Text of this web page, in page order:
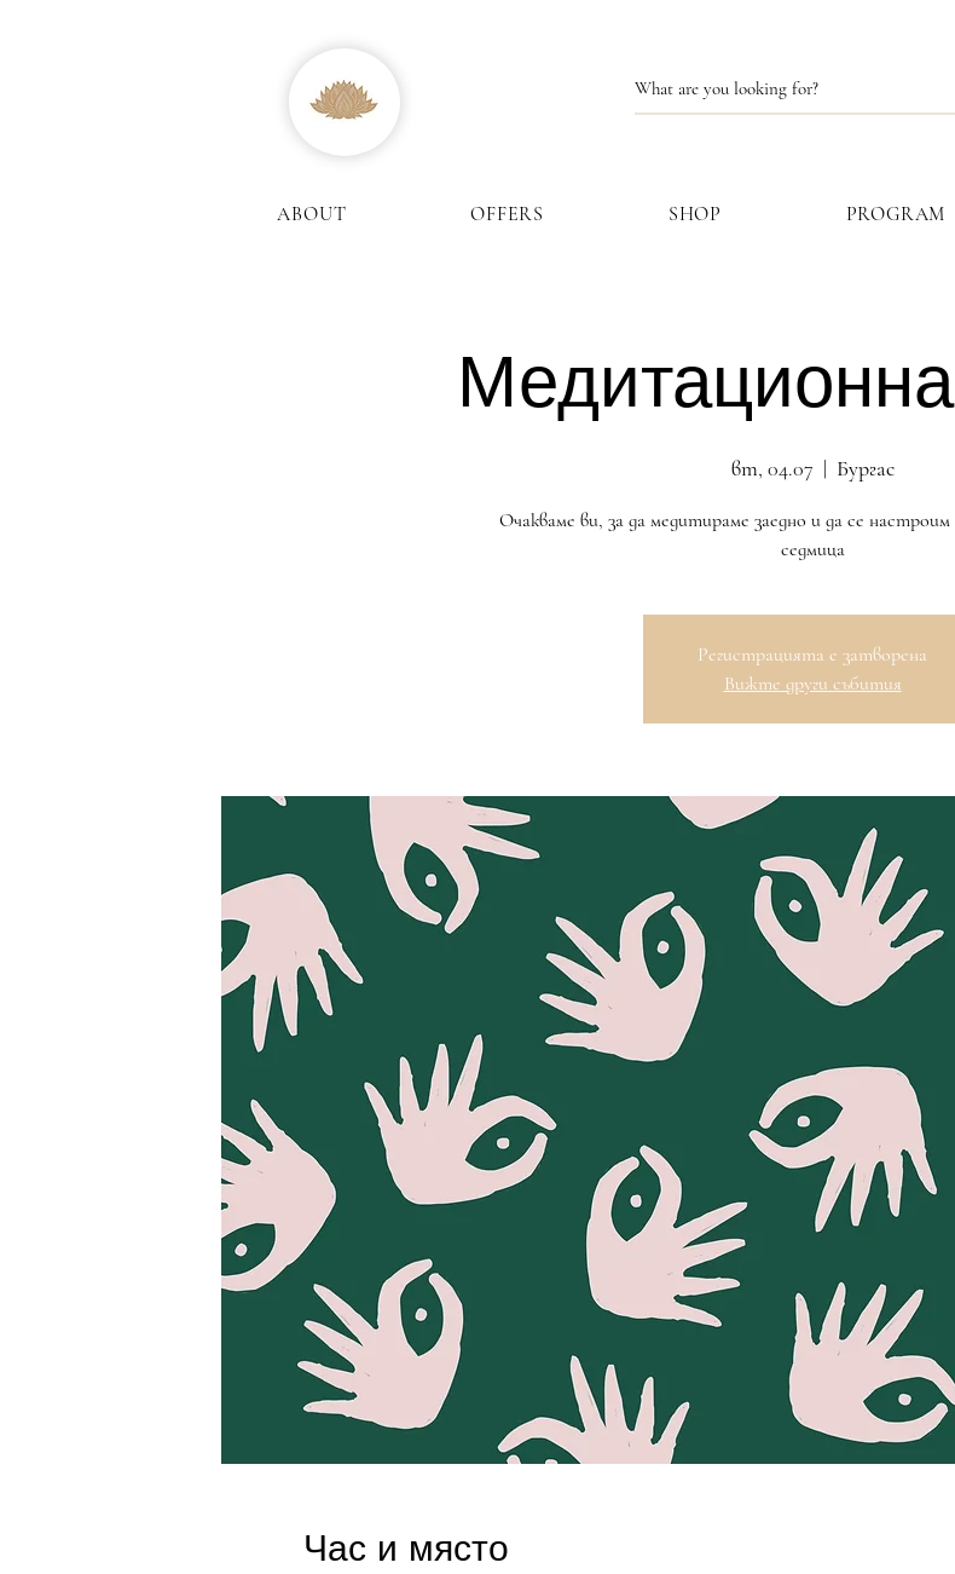
ABOUT OFFERS SHOP PROGRAM
вт, 04.07
  |
Бургас
Очакваме ви, за да медитираме заедно и да се
седмица
Регистрацията е затворена
Вижте други събития
Час и място